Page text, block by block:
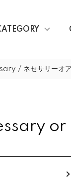
/ ネセサリーオア
or